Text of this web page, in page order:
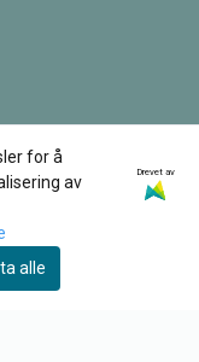
for å
av
Drevet av
alle